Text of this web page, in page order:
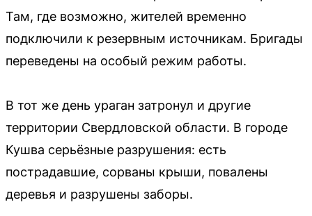
Там, где возможно, жителей временно
подключили к резервным источникам. Бригады
переведены на особый режим работы.
В тот же день ураган затронул и другие
территории Свердловской области. В городе
Кушва серьёзные разрушения: есть
пострадавшие, сорваны крыши, повалены
деревья и разрушены заборы.